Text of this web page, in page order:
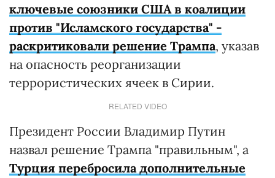
ключевые союзники США в коалиции
против "Исламского государства" -
раскритиковали решение Трампа, указав
на опасность реорганизации
террористических ячеек в Сирии.
RELATED VIDEO
Президент России Владимир Путин
назвал решение Трампа "правильным", а
Турция перебросила дополнительные